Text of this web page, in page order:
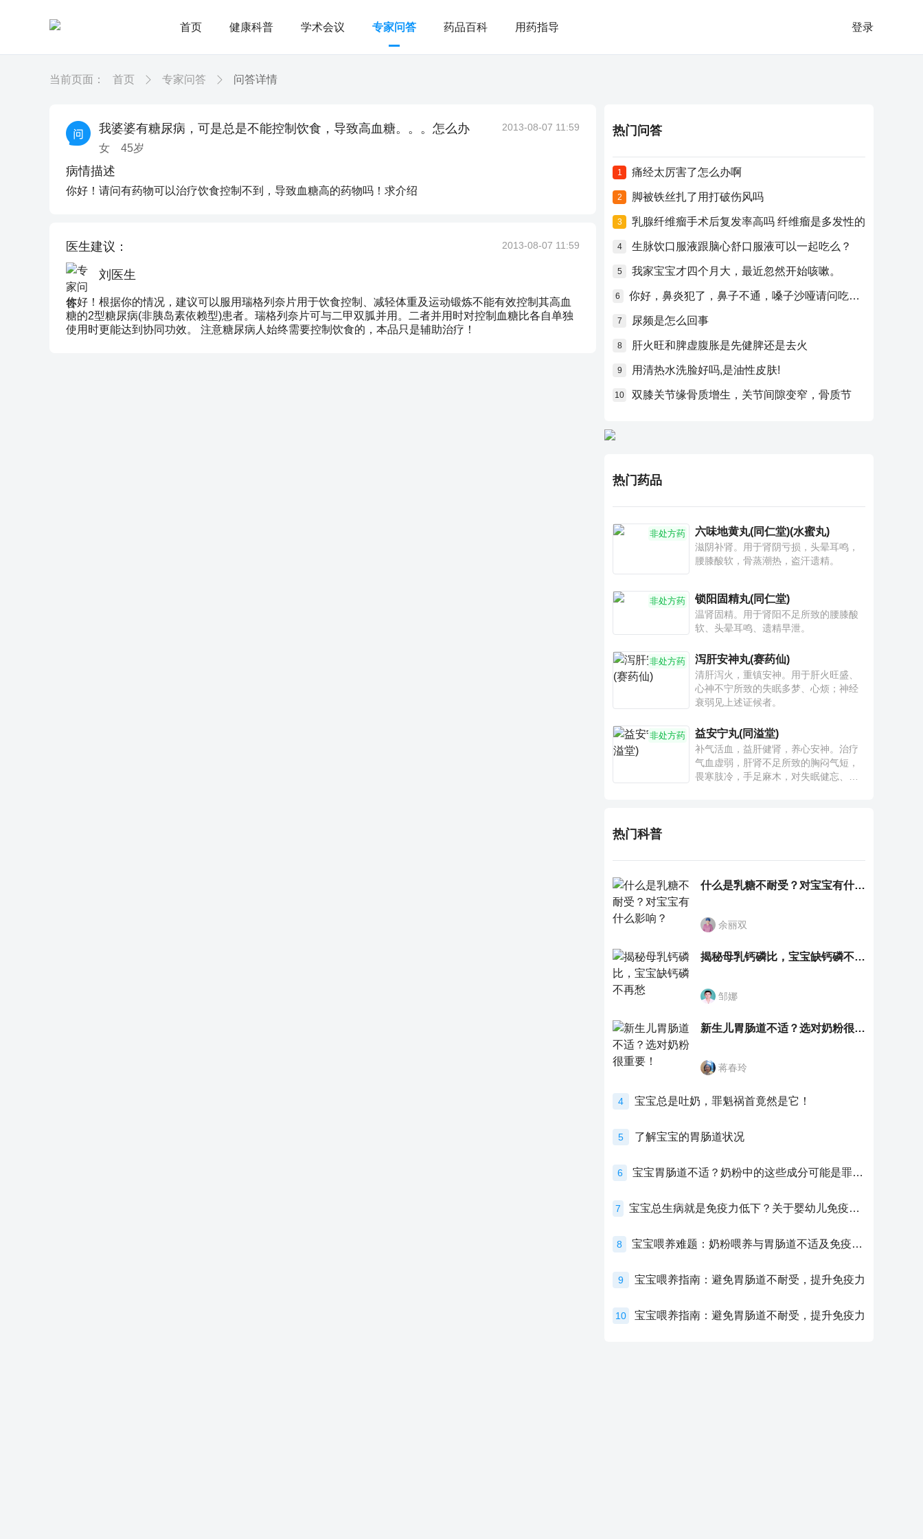
首页 健康科普 学术会议 专家问答 药品百科 用药指导 登录
当前页面： 首页 专家问答 问答详情
我婆婆有糖尿病，可是总是不能控制饮食，导致高血糖。。。怎么办
女 45岁
2013-08-07 11:59
病情描述
你好！请问有药物可以治疗饮食控制不到，导致血糖高的药物吗！求介绍
医生建议： 2013-08-07 11:59
刘医生
你好！根据你的情况，建议可以服用瑞格列奈片用于饮食控制、减轻体重及运动锻炼不能有效控制其高血
糖的2型糖尿病(非胰岛素依赖型)患者。瑞格列奈片可与二甲双胍并用。二者并用时对控制血糖比各自单独
使用时更能达到协同功效。 注意糖尿病人始终需要控制饮食的，本品只是辅助治疗！
热门问答
1 痛经太厉害了怎么办啊
2 脚被铁丝扎了用打破伤风吗
3 乳腺纤维瘤手术后复发率高吗 纤维瘤是多发性的
4 生脉饮口服液跟脑心舒口服液可以一起吃么？
5 我家宝宝才四个月大，最近忽然开始咳嗽。
6 你好，鼻炎犯了，鼻子不通，嗓子沙哑请问吃什么药比较好？
7 尿频是怎么回事
8 肝火旺和脾虚腹胀是先健脾还是去火
9 用清热水洗脸好吗,是油性皮肤!
10 双膝关节缘骨质增生，关节间隙变窄，骨质节
热门药品
非处方药 六味地黄丸(同仁堂)(水蜜丸)
滋阴补肾。用于肾阴亏损，头晕耳鸣，
腰膝酸软，骨蒸潮热，盗汗遗精。
非处方药 锁阳固精丸(同仁堂)
温肾固精。用于肾阳不足所致的腰膝酸
软、头晕耳鸣、遗精早泄。
非处方药 泻肝安神丸(赛药仙)
清肝泻火，重镇安神。用于肝火旺盛、
心神不宁所致的失眠多梦、心烦；神经
衰弱见上述证候者。
非处方药 益安宁丸(同溢堂)
补气活血，益肝健肾，养心安神。治疗
气血虚弱，肝肾不足所致的胸闷气短，
畏寒肢冷，手足麻木，对失眠健忘、神
热门科普
什么是乳糖不耐受？对宝宝有什么影响？
余丽双
揭秘母乳钙磷比，宝宝缺钙磷不再愁
邹娜
新生儿胃肠道不适？选对奶粉很重要！
蒋春玲
4 宝宝总是吐奶，罪魁祸首竟然是它！
5 了解宝宝的胃肠道状况
6 宝宝胃肠道不适？奶粉中的这些成分可能是罪魁祸首！
7 宝宝总生病就是免疫力低下？关于婴幼儿免疫力的真相，家长必须了解！
8 宝宝喂养难题：奶粉喂养与胃肠道不适及免疫力提升的奥秘
9 宝宝喂养指南：避免胃肠道不耐受，提升免疫力
10 宝宝喂养指南：避免胃肠道不耐受，提升免疫力